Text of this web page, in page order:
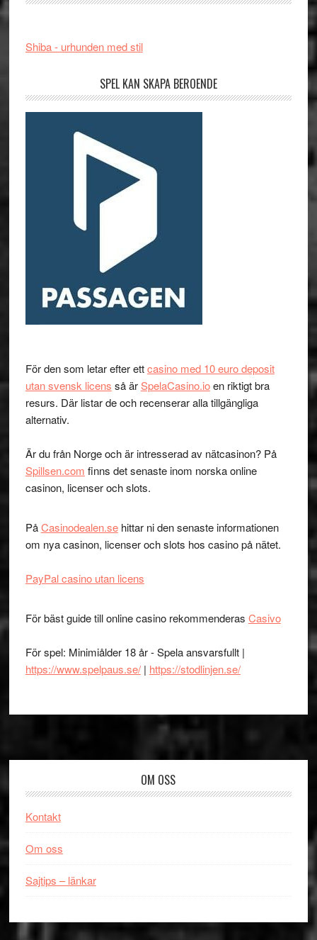
Shiba - urhunden med stil
SPEL KAN SKAPA BEROENDE
För den som letar efter ettcasino med 10 euro deposit
utan svensk licens så ärSpelaCasino.ioen riktigt bra
resurs. Där listar de och recenserar alla tillgängliga
alternativ.
Är du från Norge och är intresserad av nätcasinon? På
Spillsen.com finns det senaste inom norska online
casinon, licenser och slots.
PåCasinodealen.sehittar ni den senaste informationen
om nya casinon, licenser och slots hos casino på nätet.
PayPal casino utan licens
För bäst guide till online casino rekommenderas Casivo
För spel: Minimiålder 18 år - Spela ansvarsfullt |
https://www.spelpaus.se/| https://stodlinjen.se/
OM OSS
Kontakt
Om oss
Sajtips – länkar